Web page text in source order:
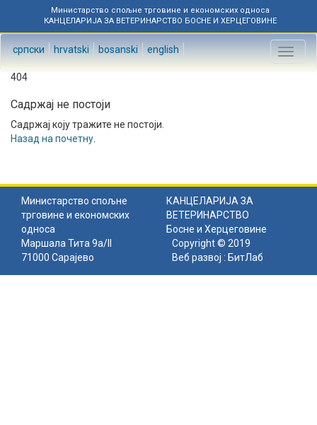
Министарство спољне трговине и економских односа
КАНЦЕЛАРИЈА ЗА ВЕТЕРИНАРСТВО БОСНЕ И ХЕРЦЕГОВИНЕ
српски hrvatski bosanski english
Toggle
404
Садржај не постоји
Садржај коју тражите не постоји.
Назад на почетну
Министарство спољне
трговине и економских
односа
КАНЦЕЛАРИЈА ЗА
ВЕТЕРИНАРСТВО
Босне и Херцеговине
Маршала Тита 9а/II
71000 Сарајево
Copyright © 2019
Веб развој : БитЛаб